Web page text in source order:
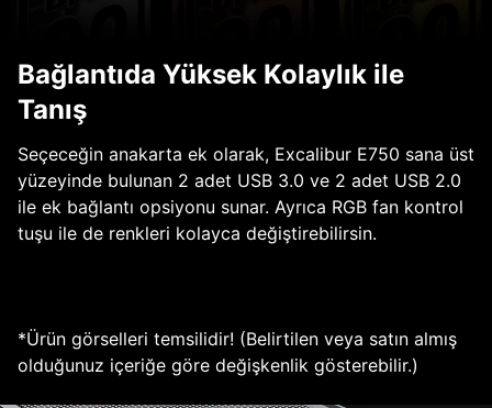
Bağlantıda Yüksek Kolaylık ile
Tanış
Seçeceğin anakarta ek olarak, Excalibur E750 sana üst
yüzeyinde bulunan 2 adet USB 3.0 ve 2 adet USB 2.0
ile ek bağlantı opsiyonu sunar. Ayrıca RGB fan kontrol
tuşu ile de renkleri kolayca değiştirebilirsin.
*Ürün görselleri temsilidir! (Belirtilen veya satın almış
olduğunuz içeriğe göre değişkenlik gösterebilir.)